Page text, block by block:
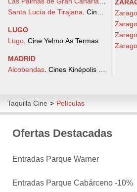
Santa Lucía de Tirajana . Cine Yelmo
LUGO
Lugo . Cine Yelmo As Termas
MADRID
Alcobendas . Cines Kinépolis Diversia
Taquilla Cine > Películas
Ofertas Destacadas
Entradas Parque Warner
Entradas Parque Cabárceno -10%